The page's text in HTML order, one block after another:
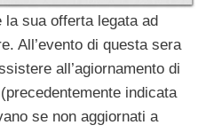
la sua offerta legata ad
All’evento di questa sera
all’agiornamento di
(precedentemente indicata
se non aggiornati a